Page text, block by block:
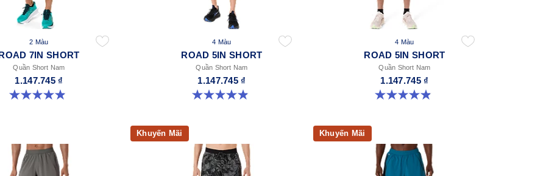
2 Màu
7IN SHORT
Quần Short Nam
1.147.745 ₫
4.9 trong số 5 sao. 153 đánh giá
4 Màu
ROAD 5IN SHORT
Quần Short Nam
1.147.745 ₫
4.9 trong số 5 sao. 307 đánh giá
4 Màu
ROAD 5IN SHORT
Quần Short Nam
1.147.745 ₫
4.9 trong số 5 sao. 307 đánh giá
Khuyến Mãi Khuyến Mãi